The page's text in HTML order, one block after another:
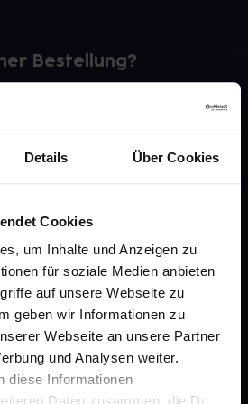
Details Über Cookies
Cookies
um Inhalte und Anzeigen zu
für soziale Medien anbieten
auf unsere Webseite zu
geben wir Informationen zu
Webseite an unsere Partner
und Analysen weiter.
diese Informationen
Bestellung?